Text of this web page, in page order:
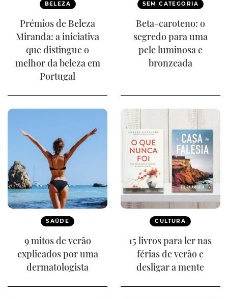
BELEZA
Prémios de Beleza
Miranda: a iniciativa
que distingue o
melhor da beleza em
Portugal
SEM CATEGORIA
Beta-caroteno: o
segredo para uma
pele luminosa e
bronzeada
SAÚDE
9 mitos de verão
explicados por uma
dermatologista
CULTURA
15 livros para ler nas
férias de verão e
desligar a mente